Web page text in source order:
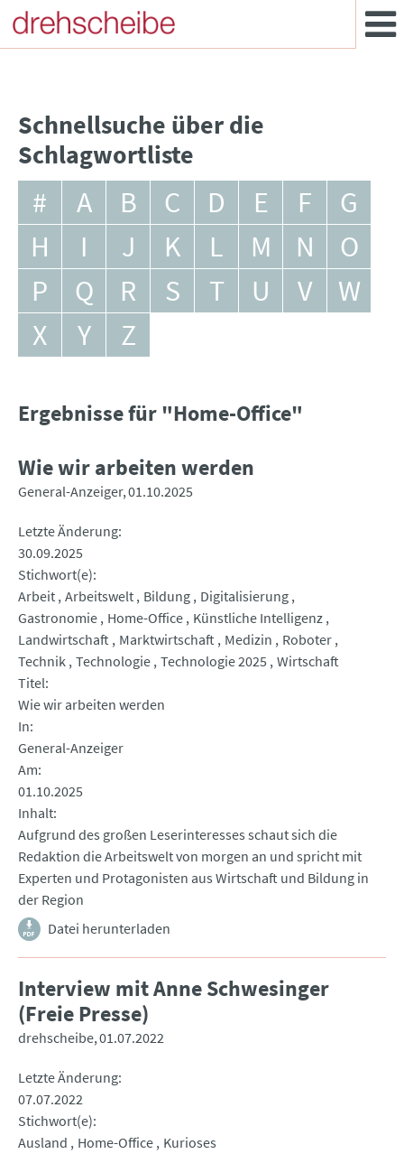
Schnellsuche über die
Schlagwortliste
# A B C D E F
G
H
I J K L M N
O
P
Q R S T U V
W
X
Y Z
Ergebnisse für "Home-Office"
Wie wir arbeiten werden
General-Anzeiger 01.10.2025
Letzte Änderung
30.09.2025
Stichwort(e)
Arbeit Arbeitswelt Bildung Digitalisierung
Gastronomie Home-Office Künstliche Intelligenz
Landwirtschaft Marktwirtschaft Medizin
Roboter
Technik Technologie Technologie 2025 Wirtschaft
Titel
Wie wir arbeiten werden
In
General-Anzeiger
Am
01.10.2025
Inhalt
Aufgrund des großen Leserinteresses schaut sich die
Redaktion die Arbeitswelt von morgen an und spricht mit
Experten und Protagonisten aus Wirtschaft und Bildung in
der Region
Datei herunterladen
Interview mit Anne Schwesinger
(Freie Presse)
drehscheibe 01.07.2022
Letzte Änderung
07.07.2022
Stichwort(e)
Ausland
Home-Office Kurioses